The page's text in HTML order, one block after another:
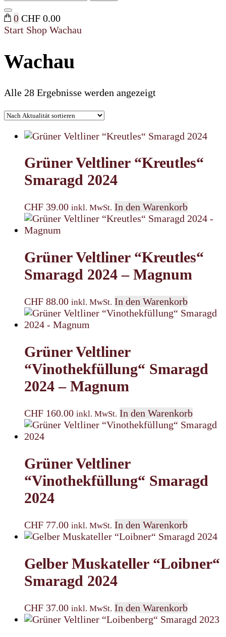
Suche
schließen
0 CHF 0.00
Start Shop Wachau
Wachau
Alle 28 Ergebnisse werden angezeigtNach
Grüner Veltliner “Kreutles“
Smaragd 2024
CHF 39.00 inkl. MwSt. In den Warenkorb
Grüner Veltliner “Kreutles“
Smaragd 2024 – Magnum
CHF 88.00 inkl. MwSt. In den Warenkorb
Grüner Veltliner
“Vinothekfüllung“ Smaragd
2024 – Magnum
CHF 160.00 inkl. MwSt. In den Warenkorb
Grüner Veltliner
“Vinothekfüllung“ Smaragd
2024
CHF 77.00 inkl. MwSt. In den Warenkorb
Gelber Muskateller “Loibner“
Smaragd 2024
CHF 37.00 inkl. MwSt. In den Warenkorb